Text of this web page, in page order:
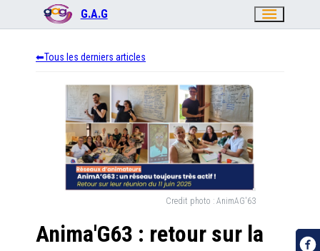
G.A.G menu
Tous les derniers articles
Credit photo : AnimAG'63
Anima'G63 : retour sur la